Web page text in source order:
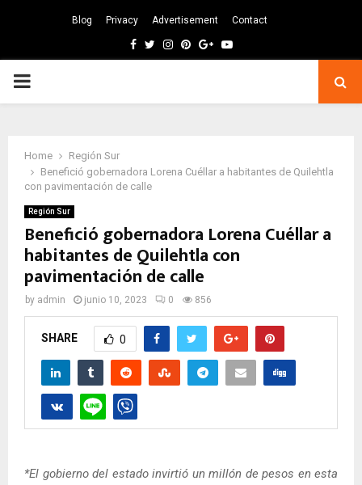
Blog Privacy Advertisement Contact
Facebook
TwitterInstagram
Pinterest
GoogleYoutube
PRIMARY
Home
Región Sur
Benefició gobernadora Lorena Cuéllar a habitantes de Quilehtla
con pavimentación de calle
Región Sur
Benefició gobernadora Lorena Cuéllar a
habitantes de Quilehtla con
pavimentación de calle
by admin junio 10, 2023 0 856
SHARE 0
*El gobierno del estado invirtió un millón de pesos en esta